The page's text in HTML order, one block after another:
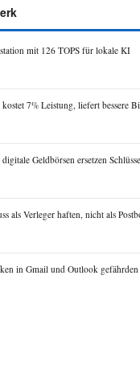
mit 126 TOPS für lokale KI
7% Leistung, liefert bessere
Geldbörsen ersetzen
als Verleger haften, nicht als
in Gmail und Outlook